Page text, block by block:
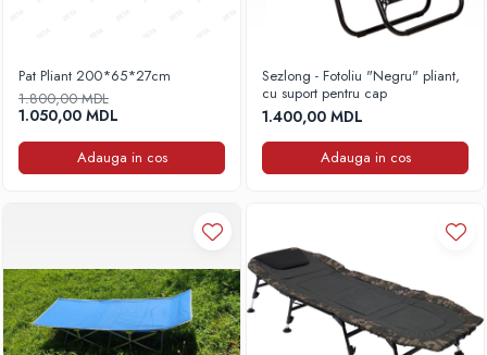
Platforme feeder, suporturi, tripoduri
Plumbi, cosulete, momitoare
Carlige Feeder, Stationar
Mincioguri si juvelnice
Nada, momeala, aditivi
Pescuit la rapitor
Lansete la rapitor
Pat Pliant 200*65*27cm
1.800,00 MDL
1.050,00 MDL
Adauga in cos
Sezlong - Fotoliu "Negru" pliant,
cu suport pentru cap
1.400,00 MDL
Adauga in cos